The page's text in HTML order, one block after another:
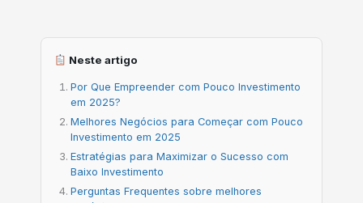
Neste artigo
Por Que Empreender com Pouco Investimento
em 2025?
Melhores Negócios para Começar com Pouco
Investimento em 2025
Estratégias para Maximizar o Sucesso com
Baixo Investimento
Perguntas Frequentes sobre melhores